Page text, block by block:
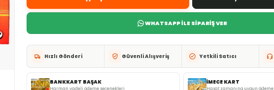
WHATSAPP İLE SİPARİŞ VER
Hızlı Gönderi Güvenli Alışveriş Yetkili Satıcı
BANKKART BAŞAK
Harman vadeli ödeme seçenekleri
İMECE KART
Hasat zamanına uygun ödeme